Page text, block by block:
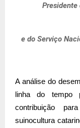
Presidente
e do Serviço
A análise do
linha do tempo
contribuição
suinocultura